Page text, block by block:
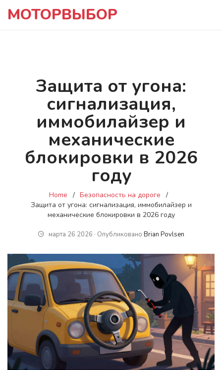
МОТОРВЫБОР
Защита от угона:
сигнализация,
иммобилайзер и
механические
блокировки в 2026
году
Home
Безопасность на дороге
Защита от угона: сигнализация, иммобилайзер и
механические блокировки в 2026 году
марта 26 2026 ∙ Опубликовано Brian Povlsen